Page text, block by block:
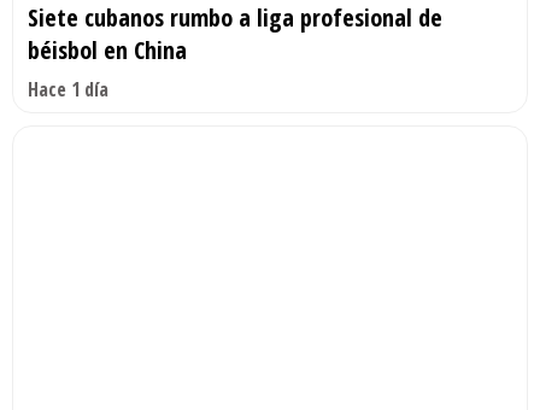
Siete cubanos rumbo a liga profesional de
béisbol en China
Hace 1 día